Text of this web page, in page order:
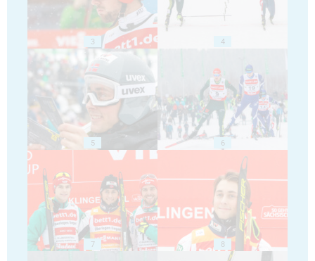
3 4
5 6
7 8